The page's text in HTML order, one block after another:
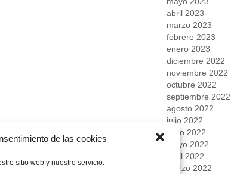
de las cookies
sitio web y nuestro servicio.
abril 2023
marzo 2023
febrero 2023
enero 2023
diciembre 2022
noviembre 2022
octubre 2022
septiembre 2022
agosto 2022
julio 2022
junio 2022
mayo 2022
abril 2022
marzo 2022